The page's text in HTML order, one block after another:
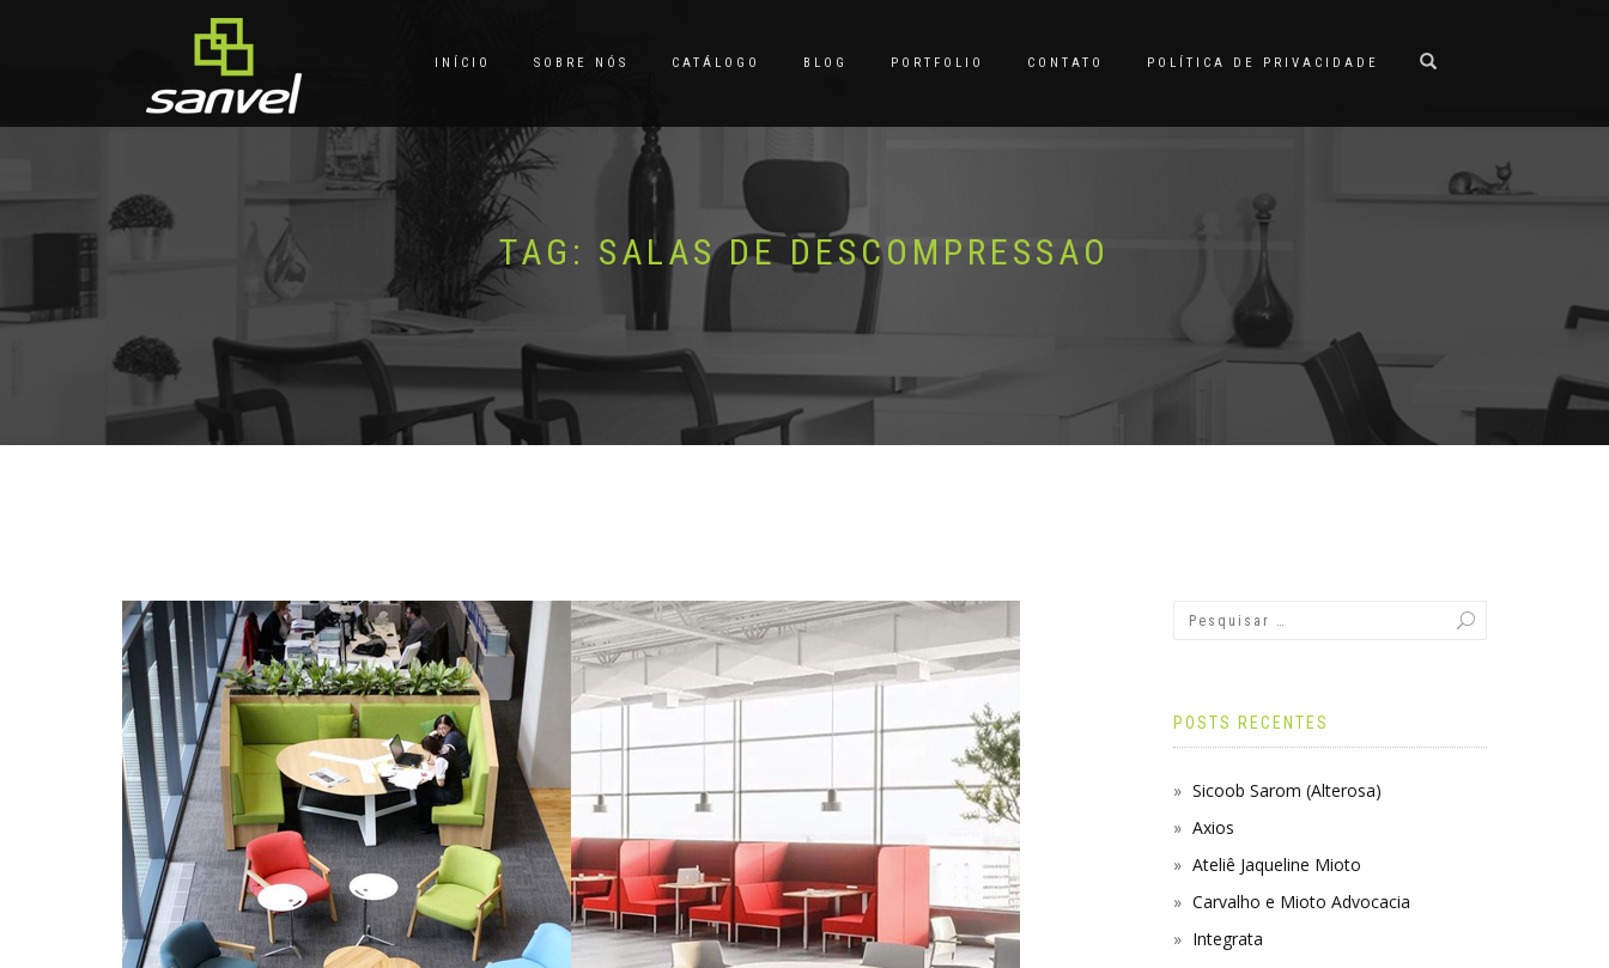
INÍCIO SOBRE NÓS CATÁLOGO BLOG PORTFOLIO CONTATO POLÍTICA DE PRIVACIDADE
TAG: SALAS DE DESCOMPRESSAO
POSTS RECENTES
Sicoob Sarom (Alterosa)
Axios
Ateliê Jaqueline Mioto
Carvalho e Mioto Advocacia
Integrata